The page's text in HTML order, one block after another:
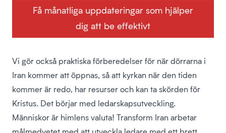
Få månatliga uppdateringar som hjälper
dig att be effektivt
Vi gör också praktiska förberedelser för när dörrarna i
Iran kommer att öppnas, så att kyrkan när den tiden
kommer är redo, har resurser och kan ta skörden för
Kristus. Det börjar med ledarskapsutveckling.
Människor är himlens valuta! Transform Iran arbetar